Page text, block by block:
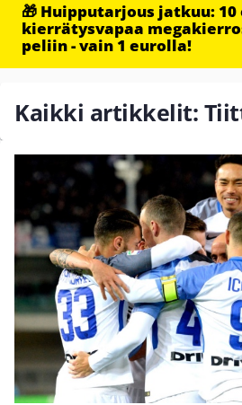
🎁 Huipputarjous jatkuu: 10
kierrätysvapaa
peliin - vain 1 eurolla!
Kaikki artikkelit: